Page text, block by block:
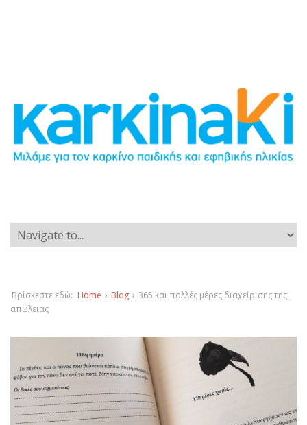
Βρίσκεστε εδώ: Home › Blog › 365 και πολλές μέρες διαχείρισης της
απώλειας